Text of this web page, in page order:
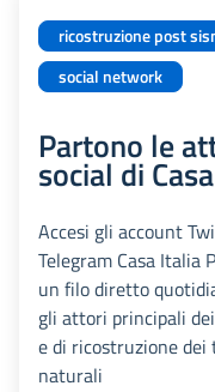
ricostruzione post
social network
Partono le
social di
Accesi gli account
Telegram Casa Italia
un filo diretto
gli attori principali
e di ricostruzione
naturali